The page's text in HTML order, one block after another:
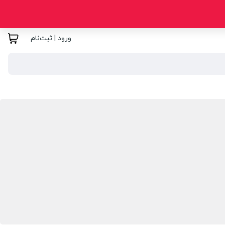
ورود | ثبت‌نام